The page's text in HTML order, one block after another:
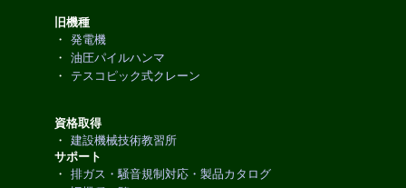
旧機種
・ 発電機
・ 油圧パイルハンマ
・
テスコピック式クレーン
資格取得
・ 建設機械技術教習所
サポート
・ 排ガス・騒音規制対応・製品カタログ